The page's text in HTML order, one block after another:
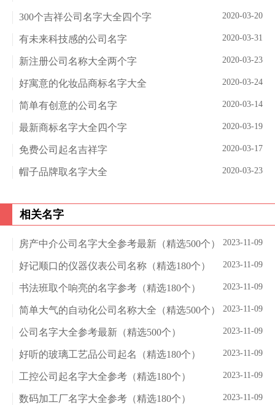
2020-03-20
300个吉祥公司名字大全四个字
2020-03-31
有未来科技感的公司名字
2020-03-23
新注册公司名称大全两个字
2020-03-24
好寓意的化妆品商标名字大全
2020-03-14
简单有创意的公司名字
2020-03-19
最新商标名字大全四个字
2020-03-17
免费公司起名吉祥字
2020-03-23
帽子品牌取名字大全
相关名字
2023-11-09
房产中介公司名字大全参考最新（精选500个）
2023-11-09
好记顺口的仪器仪表公司名称（精选180个）
2023-11-09
书法班取个响亮的名字参考（精选180个）
2023-11-09
简单大气的自动化公司名称大全（精选500个）
2023-11-09
公司名字大全参考最新（精选500个）
2023-11-09
好听的玻璃工艺品公司起名（精选180个）
2023-11-09
工控公司起名字大全参考（精选180个）
2023-11-09
数码加工厂名字大全参考（精选180个）